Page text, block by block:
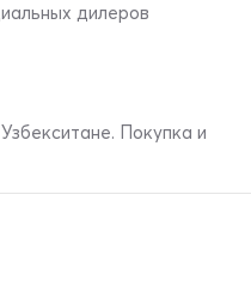
дилеров
Покупка и